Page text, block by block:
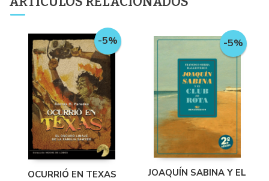
-5%
OCURRIÓ EN TEXAS
-5%
JOAQUÍN SABINA Y EL